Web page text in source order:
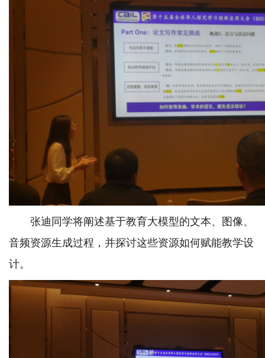
张迪同学将阐述基于教育大模型的文本、图像、
音频资源生成过程，并探讨这些资源如何赋能教学设
计。